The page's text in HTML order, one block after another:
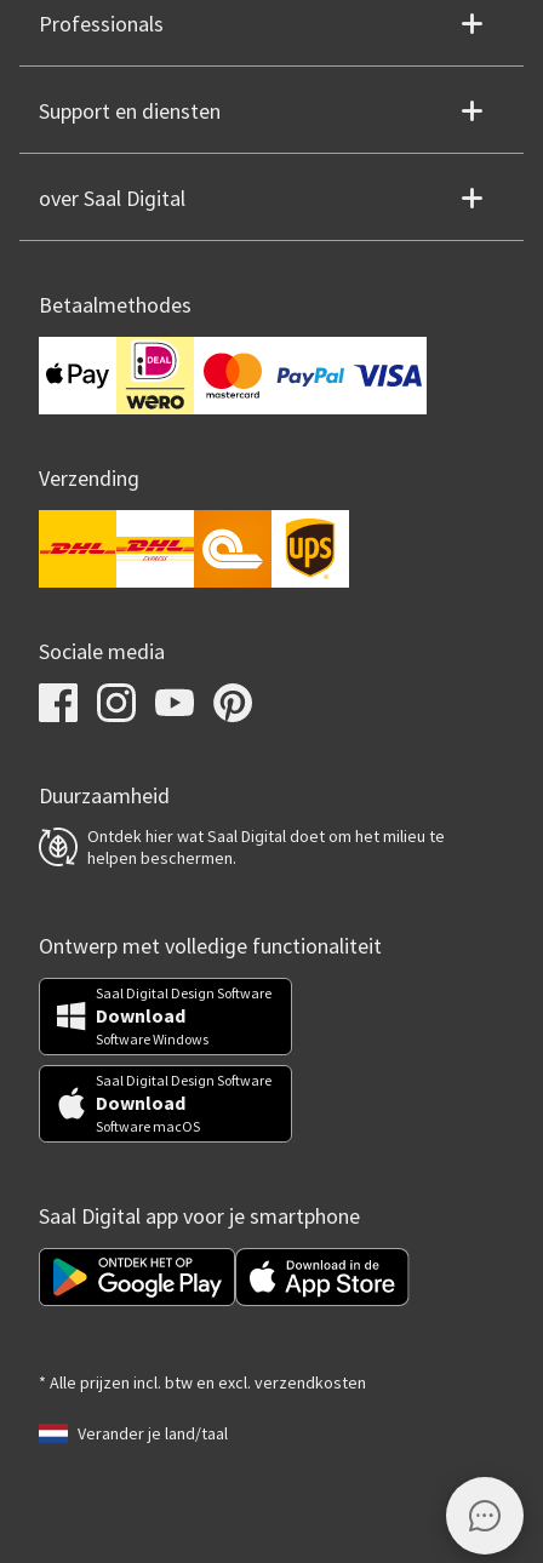
Professionals
Support en diensten
over Saal Digital
Betaalmethodes
Verzending
Sociale media
Duurzaamheid
Ontdek hier wat Saal Digital doet om het milieu te
helpen beschermen.
Ontwerp met volledige functionaliteit
Saal Digital Design Software
Download
Software Windows
Saal Digital Design Software
Download
Software macOS
Saal Digital app voor je smartphone
* Alle prijzen incl. btw en excl. verzendkosten
Verander je land/taal